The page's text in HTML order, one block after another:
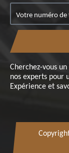
Cherchez-vous un
nos experts pour
Expérience et